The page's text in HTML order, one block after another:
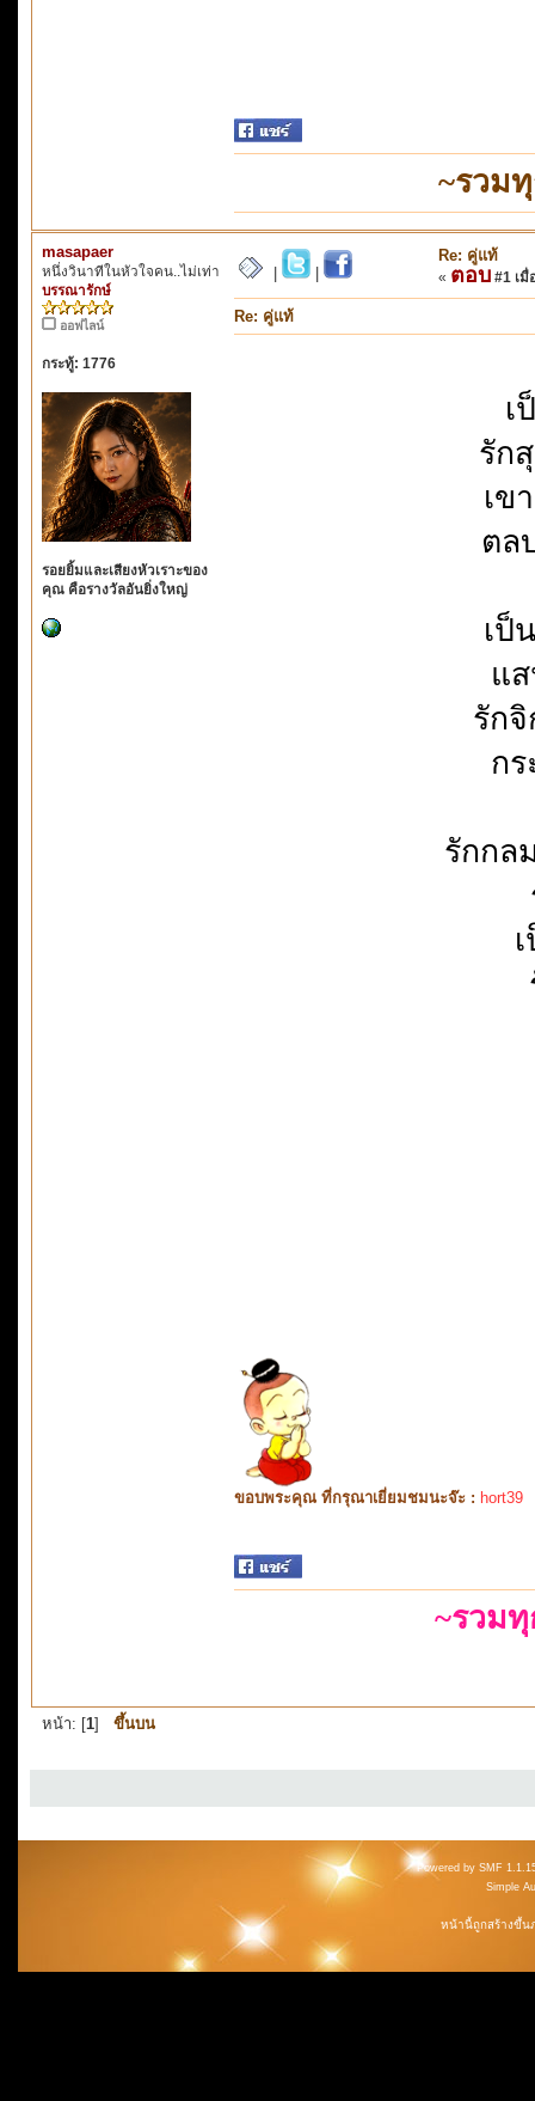
~รวม
masapaer
หนึ่งวินาทีในหัวใจคน..ไม่เท่า
บรรณารักษ์
ออฟไลน์
กระทู้: 1776
รอยยิ้มและเสียงหัวเราะของ
คุณ คือรางวัลอันยิ่งใหญ่
Re: คู่แท้
« ตอบ #1 เมื่
Re: คู่แท้
เ
รัก
เข
ตล
เป็
แ
รัก
ก
รักกล
ขอบพระคุณ ที่กรุณาเยี่ยมชมนะจ๊ะ : hort39
~รวม
หน้า: [1] ขึ้นบน
Powered by SMF
Simple
หน้านี้ถูกสร้างขึ้น